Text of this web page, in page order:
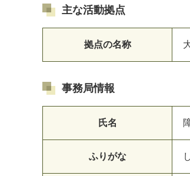
主な活動拠点
拠点の名称
事務局情報
氏名
ふりがな